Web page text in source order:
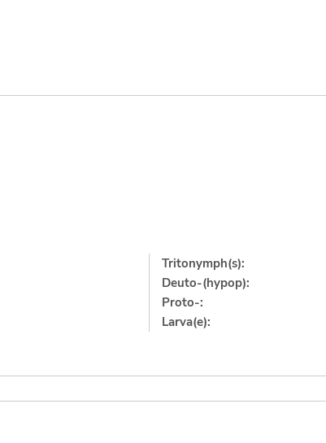
Tritonymph(s):
Deuto-(hypop):
Proto-:
Larva(e):